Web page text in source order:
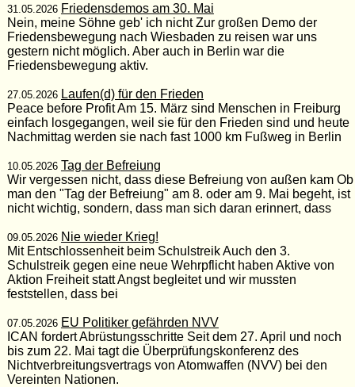
31.05.2026 Friedensdemos am 30. Mai
Nein, meine Söhne geb' ich nicht Zur großen Demo der
Friedensbewegung nach Wiesbaden zu reisen war uns
gestern nicht möglich. Aber auch in Berlin war die
Friedensbewegung aktiv.
27.05.2026 Laufen(d) für den Frieden
Peace before Profit Am 15. März sind Menschen in Freiburg
einfach losgegangen, weil sie für den Frieden sind und heute
Nachmittag werden sie nach fast 1000 km Fußweg in Berlin
10.05.2026 Tag der Befreiung
Wir vergessen nicht, dass diese Befreiung von außen kam Ob
man den "Tag der Befreiung" am 8. oder am 9. Mai begeht, ist
nicht wichtig, sondern, dass man sich daran erinnert, dass
09.05.2026 Nie wieder Krieg!
Mit Entschlossenheit beim Schulstreik Auch den 3.
Schulstreik gegen eine neue Wehrpflicht haben Aktive von
Aktion Freiheit statt Angst begleitet und wir mussten
feststellen, dass bei
07.05.2026 EU Politiker gefährden NVV
ICAN fordert Abrüstungsschritte Seit dem 27. April und noch
bis zum 22. Mai tagt die Überprüfungskonferenz des
Nichtverbreitungsvertrags von Atomwaffen (NVV) bei den
Vereinten Nationen.